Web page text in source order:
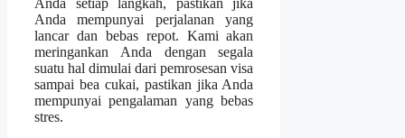
Anda mempunyai perjalanan yang
lancar dan bebas repot. Kami akan
meringankan Anda dengan segala
suatu hal dimulai dari pemrosesan visa
sampai bea cukai, pastikan jika Anda
mempunyai pengalaman yang bebas
stres.